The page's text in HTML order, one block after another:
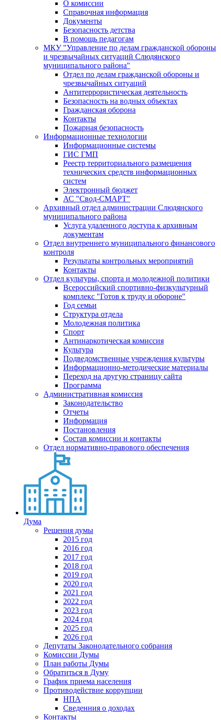
О комиссии
Справочная информация
Документы
Безопасность детства
В помощь педагогам
МКУ "Управление по делам гражданской обороны
и чрезвычайных ситуаций Слюдянского
муниципального района"
Отдел по делам гражданской обороны и
чрезвычайных ситуаций
Антитеррористическая деятельность
Безопасность на водных объектах
Гражданская оборона
Контакты
Пожарная безопасность
Информационные технологии
Информационные системы
ГИС ГМП
Реестр территориального размещения
технических средств информационных
систем
Электронный бюджет
АС "Свод-СМАРТ"
Архивный отдел администрации Слюдянского
муниципального района
Услуга удаленного доступа к архивным
документам
Отдел внутреннего муниципального финансового
контроля
Результаты контрольных мероприятий
Контакты
Отдел культуры, спорта и молодежной политики
Всероссийский спортивно-физкультурный
комплекс "Готов к труду и обороне"
Год семьи
Структура отдела
Молодежная политика
Спорт
Антинаркотическая комиссия
Культура
Подведомственные учреждения культуры
Информационно-методические материалы
Переход на другую страницу сайта
Программа
Административная комиссия
Законодательство
Отчеты
Информация
Постановления
Состав комиссии и контакты
Отдел нормативно-правового обеспечения
Дума
Решения думы
2015 год
2016 год
2017 год
2018 год
2019 год
2020 год
2021 год
2022 год
2023 год
2024 год
2025 год
2026 год
Депутаты Законодательного собрания
Комиссии Думы
План работы Думы
Обратиться в Думу
График приема населения
Противодействие коррупции
НПА
Сведенния о доходах
Контакты